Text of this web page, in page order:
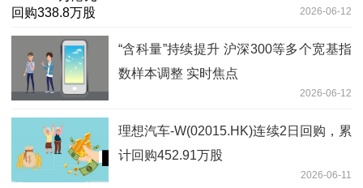
2026-06-12
“含科量”持续提升 沪深300等多个宽基指
数样本调整 实时焦点
2026-06-12
理想汽车-W(02015.HK)连续2日回购，累
计回购452.91万股
2026-06-11